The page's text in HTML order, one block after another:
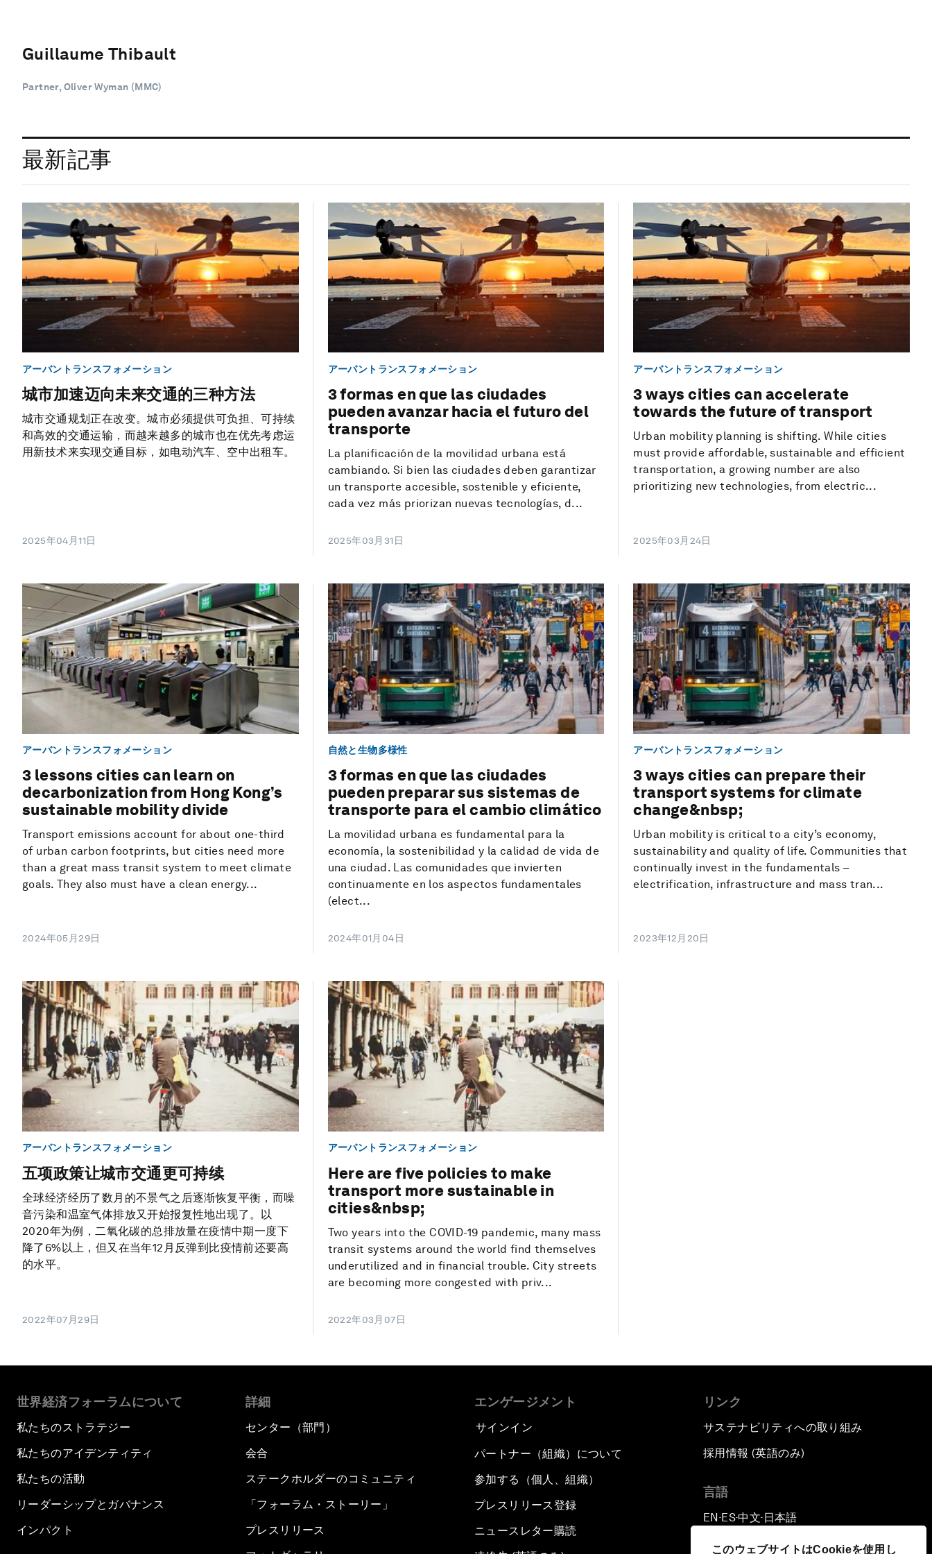
このウェブサイトはCookieを使用し
Guillaume Thibault
Partner, Oliver Wyman (MMC)
最新記事
アーバントランスフォメーション
城市加速迈向未来交通的三种方法
城市交通规划正在改变。城市必须提供可负担、可持续
和高效的交通运输，而越来越多的城市也在优先考虑运
用新技术来实现交通目标，如电动汽车、空中出租车。
2025年04月11日
アーバントランスフォメーション
3 formas en que las ciudades
pueden avanzar hacia el futuro del
transporte
La planificación de la movilidad urbana está
cambiando. Si bien las ciudades deben garantizar
un transporte accesible, sostenible y eficiente,
cada vez más priorizan nuevas tecnologías, d...
2025年03月31日
アーバントランスフォメーション
3 ways cities can accelerate
towards the future of transport
Urban mobility planning is shifting. While cities
must provide affordable, sustainable and efficient
transportation, a growing number are also
prioritizing new technologies, from electric...
2025年03月24日
アーバントランスフォメーション
3 lessons cities can learn on
decarbonization from Hong Kong’s
sustainable mobility divide
Transport emissions account for about one-third
of urban carbon footprints, but cities need more
than a great mass transit system to meet climate
goals. They also must have a clean energy...
2024年05月29日
自然と生物多様性
3 formas en que las ciudades
pueden preparar sus sistemas de
transporte para el cambio climático
La movilidad urbana es fundamental para la
economía, la sostenibilidad y la calidad de vida de
una ciudad. Las comunidades que invierten
continuamente en los aspectos fundamentales
(elect...
2024年01月04日
アーバントランスフォメーション
3 ways cities can prepare their
transport systems for climate
change&nbsp;
Urban mobility is critical to a city’s economy,
sustainability and quality of life. Communities that
continually invest in the fundamentals –
electrification, infrastructure and mass tran...
2023年12月20日
アーバントランスフォメーション
五项政策让城市交通更可持续
全球经济经历了数月的不景气之后逐渐恢复平衡，而噪
音污染和温室气体排放又开始报复性地出现了。以
2020年为例，二氧化碳的总排放量在疫情中期一度下
降了6%以上，但又在当年12月反弹到比疫情前还要高
的水平。
2022年07月29日
アーバントランスフォメーション
Here are five policies to make
transport more sustainable in
cities&nbsp;
Two years into the COVID-19 pandemic, many mass
transit systems around the world find themselves
underutilized and in financial trouble. City streets
are becoming more congested with priv...
2022年03月07日
世界経済フォーラムについて
私たちのストラテジー
私たちのアイデンティティ
私たちの活動
リーダーシップとガバナンス
インパクト
詳細
センター（部門）
会合
ステークホルダーのコミュニティ
「フォーラム・ストーリー」
プレスリリース
エンゲージメント
サインイン
パートナー（組織）について
参加する（個人、組織）
プレスリリース登録
ニュースレター購読
リンク
サステナビリティへの取り組み
採用情報 (英語のみ)
言語
EN ▪ES▪中文▪ 日本語